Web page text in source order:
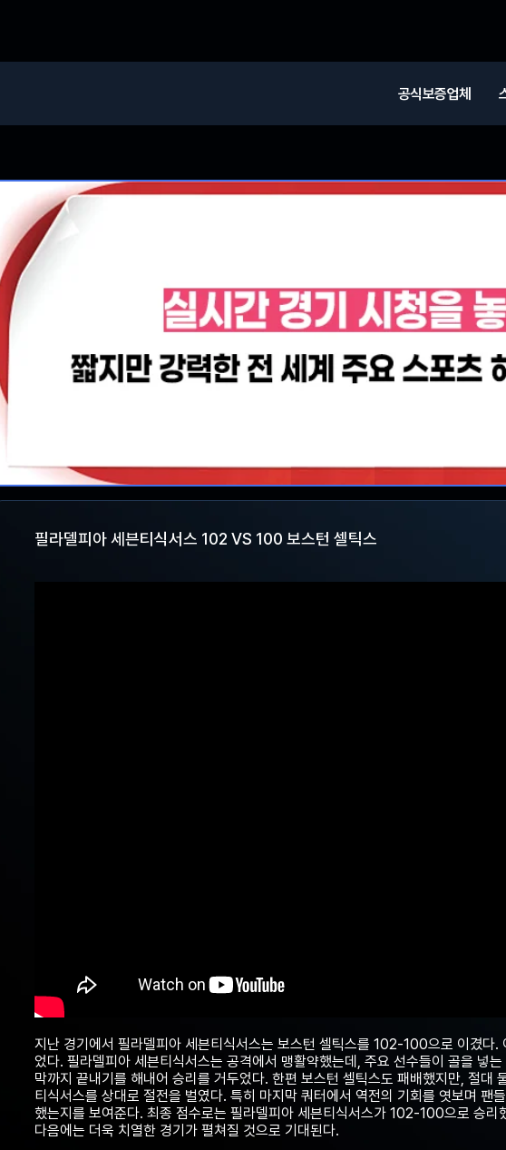
공식보증업체
필라델피아 세븐티식서스 102 VS 100 보스턴 셀틱스
지난 경기에서 필라델피아 세븐티식서스는 보스턴 셀틱스를 102-100으로 이겼다
었다. 필라델피아 세븐티식서스는 공격에서 맹활약했는데, 주요 선수들이 골을 넣
막까지 끝내기를 해내어 승리를 거두었다. 한편 보스턴 셀틱스도 패배했지만, 절
티식서스를 상대로 절전을 벌였다. 특히 마지막 쿼터에서 역전의 기회를 엿보며
했는지를 보여준다. 최종 점수로는 필라델피아 세븐티식서스가 102-100으로 승
다음에는 더욱 치열한 경기가 펼쳐질 것으로 기대된다.